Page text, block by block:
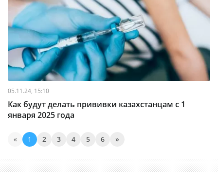
05.11.24, 15:10
Как будут делать прививки казахстанцам с 1
января 2025 года
« 1 2 3 4 5 6 »